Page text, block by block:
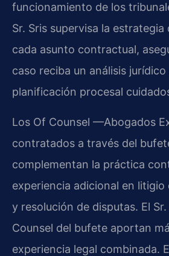
funcionamiento de los
Sr. Sris supervisa la estrategia
cada asunto contractual,
caso reciba un análisis
planificación procesal
Los Of Counsel —Abogados
contratados a través del
complementan la práctica
experiencia adicional en litigio
y resolución de disputas. El
Counsel del bufete aportan
experiencia legal combinada.